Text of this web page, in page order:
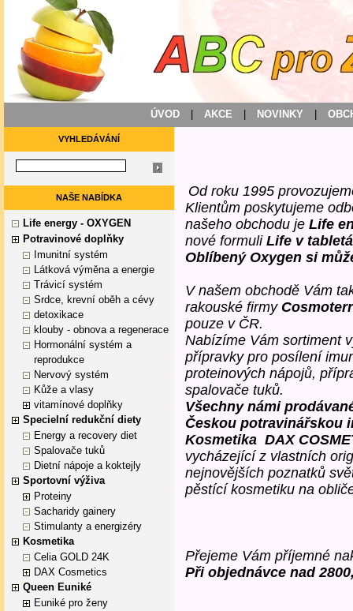
ÚVOD AKCE NOVINKY
VYHLEDÁVÁNÍ
NAŠE NABÍDKA
Life energy - OXYGEN
Potravinové doplňky
Imunitní systém
Látková výměna a energie
Trávicí systém
Srdce, krevní oběh a cévy
detoxikace
klouby - obnova a regenerace
Hormonální systém a
reprodukce
Nervový systém
Kůže a vlasy
vitamínové doplňky
Specielní redukční diety
Energy a recovery diet
Spalovače tuků
Dietní nápoje a koktejly
Sportovní výživa
Proteiny
Sacharidy gainery
Stimulanty a energizéry
Kosmetika
Celia GOLD 24K
DAX Cosmetics
Queen Euniké
Euniké pro ženy
Od roku 1995
Klientům poskytujeme
našeho obchodu je Life
nové formuli Life v
Oblíbený Oxygen si
V našem obchodě Vám
rakouské firmy
pouze v ČR.
Nabízíme Vám sortiment
přípravky pro posílení
proteinových nápojů,
spalovače tuků.
Všechny námi
Českou potravinářskou
Kosmetika DAX
vycházející z vlastních
nejnovějších poznatků
pěstící kosmetiku na
Přejeme Vám příjemné
Při objednávce nad